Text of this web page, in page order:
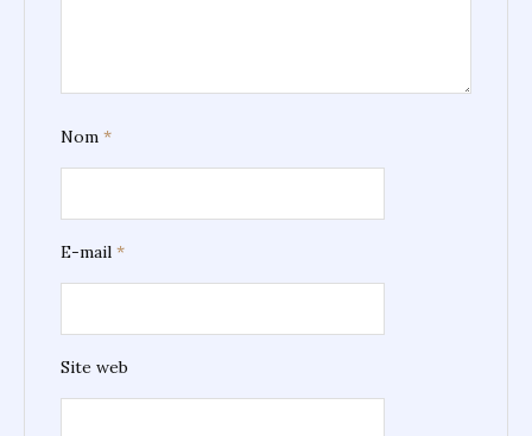
Nom *
E-mail *
Site web